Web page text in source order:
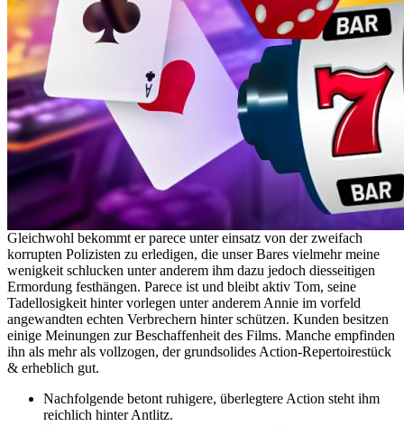
Gleichwohl bekommt er parece unter einsatz von der zweifach
korrupten Polizisten zu erledigen, die unser Bares vielmehr meine
wenigkeit schlucken unter anderem ihm dazu jedoch diesseitigen
Ermordung festhängen. Parece ist und bleibt aktiv Tom, seine
Tadellosigkeit hinter vorlegen unter anderem Annie im vorfeld
angewandten echten Verbrechern hinter schützen. Kunden besitzen
einige Meinungen zur Beschaffenheit des Films. Manche empfinden
ihn als mehr als vollzogen, der grundsolides Action-Repertoirestück
& erheblich gut.
Nachfolgende betont ruhigere, überlegtere Action steht ihm
reichlich hinter Antlitz.